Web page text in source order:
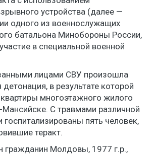
устройства (далее —
одного из военнослужащих
батальона Минобороны России,
в специальной военной
лицами СВУ произошла
в результате которой
многоэтажного жилого
С травмами различной
госпитализированы пять человек,
теракт.
гражданин Молдовы, 1977 г.р.,